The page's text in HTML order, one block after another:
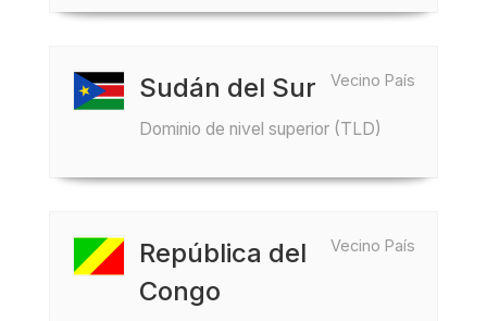
Vecino País
Sudán del Sur
Dominio de nivel superior (TLD)
Vecino País
República del
Congo